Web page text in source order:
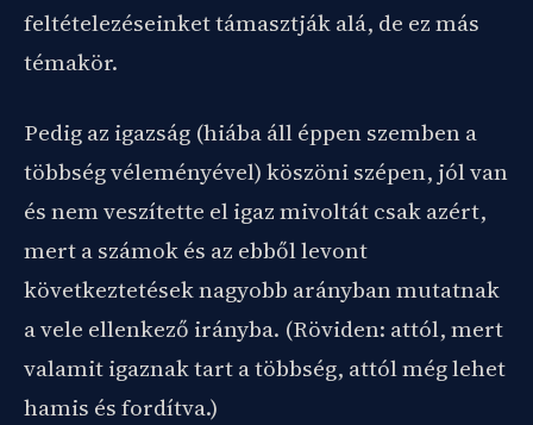
feltételezéseinket támasztják alá, de ez más
témakör.
Pedig az igazság (hiába áll éppen szemben a
többség véleményével) köszöni szépen, jól van
és nem veszítette el igaz mivoltát csak azért,
mert a számok és az ebből levont
következtetések nagyobb arányban mutatnak
a vele ellenkező irányba. (Röviden: attól, mert
valamit igaznak tart a többség, attól még lehet
hamis és fordítva.)